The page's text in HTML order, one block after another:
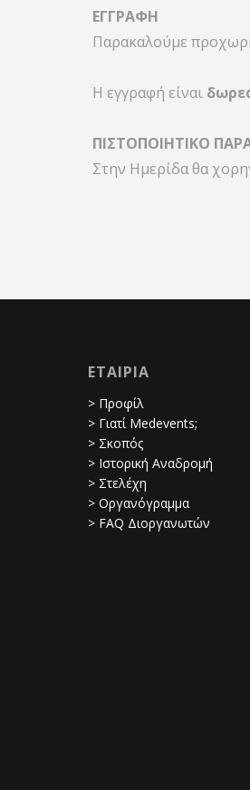
ΕΓΓΡΑΦΗ
Παρακαλούμε
Η εγγραφή είναι
ΠΙΣΤΟΠΟΙΗΤΙΚΟ
Στην Ημερίδα θα
ΕΤΑΙΡΙΑ
> Προφίλ
> Γιατί Medevents;
> Σκοπός
> Ιστορική Αναδρομή
> Στελέχη
> Οργανόγραμμα
> FAQ Διοργανωτών